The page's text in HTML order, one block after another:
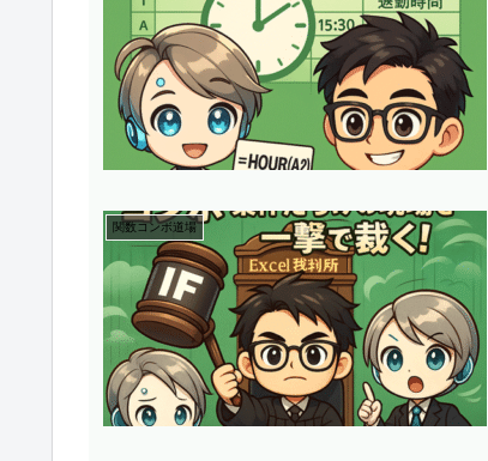
関数コンボ道場